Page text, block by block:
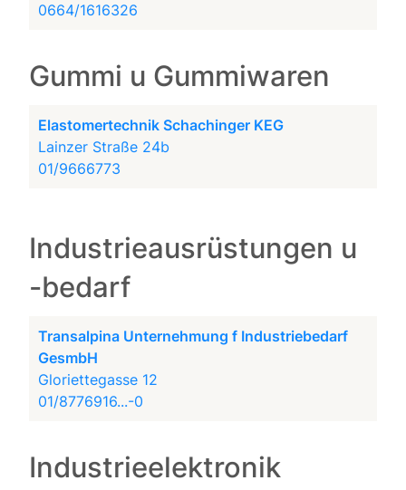
0664/1616326
Gummi u Gummiwaren
Elastomertechnik Schachinger KEG
Lainzer Straße 24b
01/9666773
Industrieausrüstungen u
-bedarf
Transalpina Unternehmung f Industriebedarf
GesmbH
Gloriettegasse 12
01/8776916...-0
Industrieelektronik